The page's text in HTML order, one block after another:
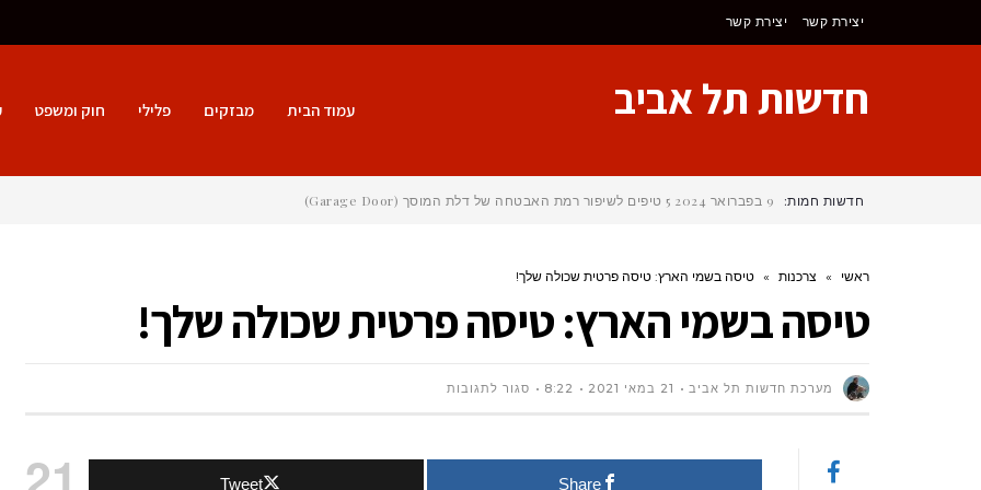
יצירת קשר יצירת קשר
חדשות תל אביב עמוד הבית מבזקים פלילי חוק ומשפט
חדשות חמות: 9 בפברואר 2024 5 טיפים לשיפור רמת האבטחה של דלת המוסך (Garage Door)
ראשי » צרכנות » טיסה בשמי הארץ: טיסה פרטית שכולה שלך!
טיסה בשמי הארץ: טיסה פרטית שכולה שלך!
מערכת חדשות תל אביב 21 במאי 2021 8:22 סגור לתגובותעל
Share
Tweet